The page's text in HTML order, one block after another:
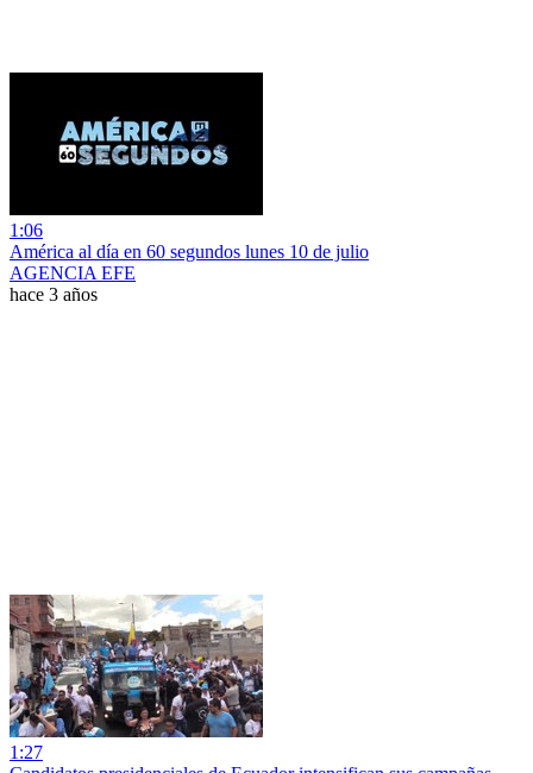
1:06
América al día en 60 segundos lunes 10 de julio
AGENCIA EFE
hace 3 años
1:27